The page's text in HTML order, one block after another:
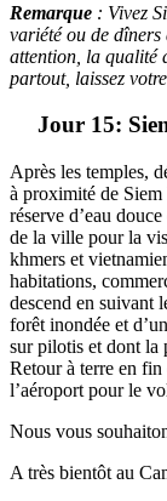
Remarque : Vivez
variété ou de dîners
attention, la qualité
partout, laissez
Jour 15:
Après les temples,
à proximité de Siem
réserve d’eau
de la ville pour la
khmers et
habitations,
descend en suivant
forêt inondée et
sur pilotis et dont la
Retour à terre en fin
l’aéroport pour le
Nous vous
A très bientôt au